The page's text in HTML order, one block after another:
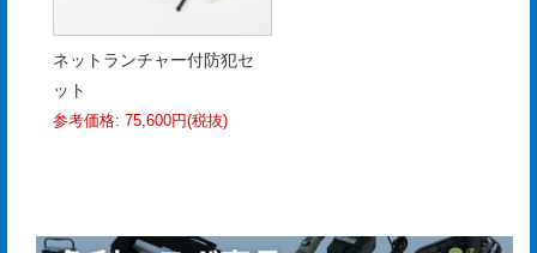
ネットランチャー付防犯セ
ット
参考価格: 75,600円(税抜)